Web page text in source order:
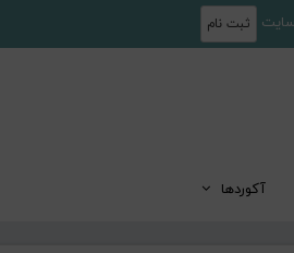
ثبت نام
آکوردها